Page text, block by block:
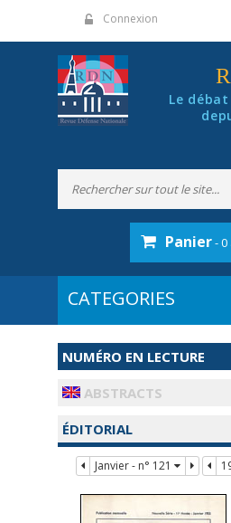
Connexion
Le
Panier-
NUMÉRO EN LECTURE
ABSTRACTS
ÉDITORIAL
Janvier - n° 121